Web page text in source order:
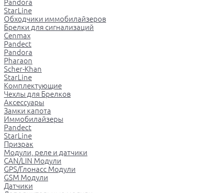
Pandora
StarLine
Обходчики иммобилайзеров
Брелки для сигнализаций
Cenmax
Pandect
Pandora
Pharaon
Scher-Khan
StarLine
Комплектующие
Чехлы для Брелков
Аксессуары
Замки капота
Иммобилайзеры
Pandect
StarLine
Призрак
Модули, реле и датчики
CAN/LIN Модули
GPS/Глонасс Модули
GSM Модули
Датчики